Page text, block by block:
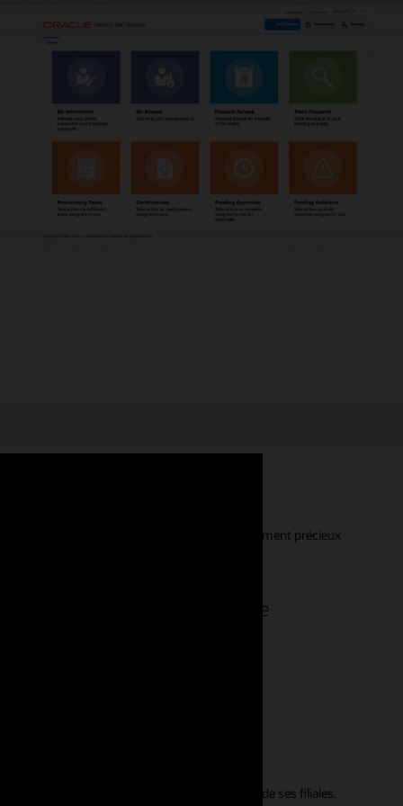
Vos commentaires sont extrêmement précieux
l'ensemble aux besoins de
d'intégration et qui ont
ne représentent pas les vues de Gartner ou de ses filiales.